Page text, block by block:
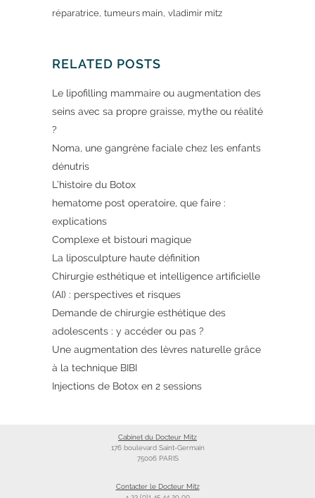
réparatrice tumeurs main vladimir mitz
RELATED POSTS
Le lipofilling mammaire ou augmentation des
seins avec sa propre graisse, mythe ou réalité
?
Noma, une gangrène faciale chez les enfants
dénutris
L’histoire du Botox
hematome post operatoire, que faire :
explications
Complexe et bistouri magique
La liposculpture haute définition
Chirurgie esthétique et intelligence artificielle
(AI) : perspectives et risques
Demande de chirurgie esthétique des
adolescents : y accéder ou pas ?
Une augmentation des lèvres naturelle grâce
à la technique BIBI
Injections de Botox en 2 sessions
Cabinet du Docteur Mitz
176 boulevard Saint-Germain
75006 PARIS
Contacter le Docteur Mitz